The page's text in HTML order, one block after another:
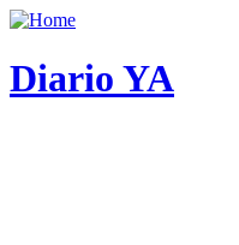
Diario YA